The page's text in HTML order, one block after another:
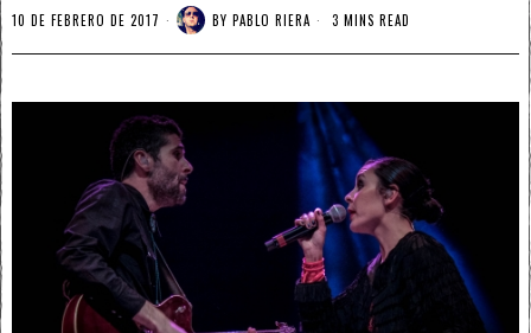
10 DE FEBRERO DE 2017 BY PABLO RIERA 3 MINS READ